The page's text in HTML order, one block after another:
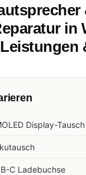
in
Display-Tausch
C Ladebuchse